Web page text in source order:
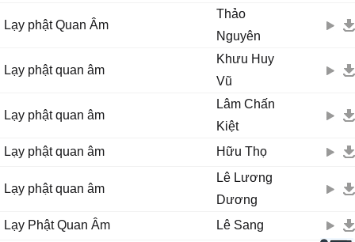
Lạy phật Quan Âm
Thảo
Nguyên
Lạy phật quan âm
Khưu Huy
Vũ
Lạy phật quan âm
Lâm Chấn
Kiệt
Lạy phật quan âm
Hữu Thọ
Lạy phật quan âm
Lê Lương
Dương
Lạy Phật Quan Âm
Lê Sang